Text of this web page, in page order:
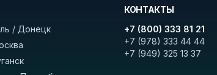
/ Донецк
КОНТАКТЫ
+7 (800) 333 81 21
+7 (978) 333 44 44
+7 (949) 325 13 37